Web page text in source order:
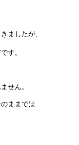
ましたが、
す。
せん。
ままでは